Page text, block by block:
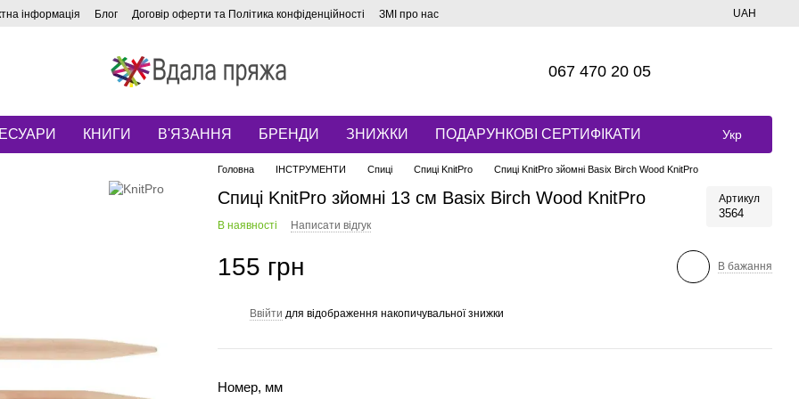
інформація Блог Договір оферти та Політика конфіденційності ЗМІ про нас UAH
067 470 20 05
КНИГИ В'ЯЗАННЯ БРЕНДИ ЗНИЖКИ ПОДАРУНКОВІ СЕРТИФІКАТИ Укр
Головна ІНСТРУМЕНТИ Спиці Спиці KnitPro Спиці KnitPro зйомні Basix Birch Wood KnitPro
Спиці KnitPro зйомні 13 см Basix Birch Wood KnitPro Артикул
3564
В наявності Написати відгук
155 грн В бажання
Ввійти для відображення накопичувальної знижки
Номер, мм